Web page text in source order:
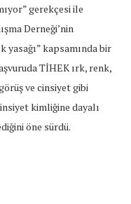
gerekçesi ile
Derneği’nin
yasağı” kapsamında bir
TİHEK ırk, renk,
ve cinsiyet gibi
kimliğine dayalı
öne sürdü.